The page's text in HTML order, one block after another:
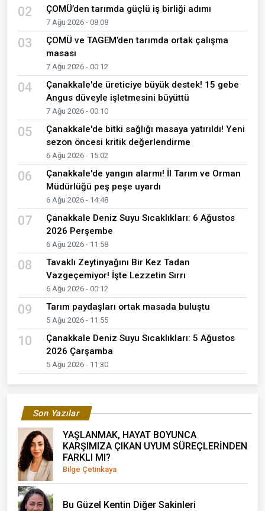
02 ÇOMÜ’den tarımda güçlü iş birliği adımı
7 Ağu 2026 - 08:08
03
ÇOMÜ ve TAGEM’den tarımda ortak çalışma
masası
7 Ağu 2026 - 00:12
04
Çanakkale'de üreticiye büyük destek! 15 gebe
Angus düveyle işletmesini büyüttü
7 Ağu 2026 - 00:10
05
Çanakkale'de bitki sağlığı masaya yatırıldı! Yeni
sezon öncesi kritik değerlendirme
6 Ağu 2026 - 15:02
06
Çanakkale'de yangın alarmı! İl Tarım ve Orman
Müdürlüğü peş peşe uyardı
6 Ağu 2026 - 14:48
07
Çanakkale Deniz Suyu Sıcaklıkları: 6 Ağustos
2026 Perşembe
6 Ağu 2026 - 11:58
08
Tavaklı Zeytinyağını Bir Kez Tadan
Vazgeçemiyor! İşte Lezzetin Sırrı
6 Ağu 2026 - 00:12
09 Tarım paydaşları ortak masada buluştu
5 Ağu 2026 - 11:55
10
Çanakkale Deniz Suyu Sıcaklıkları: 5 Ağustos
2026 Çarşamba
5 Ağu 2026 - 11:30
Son Yazılar
YAŞLANMAK, HAYAT BOYUNCA
KARŞIMIZA ÇIKAN UYUM SÜREÇLERİNDEN
FARKLI MI?
Bilge Çetinkaya
Bu Güzel Kentin Diğer Sakinleri